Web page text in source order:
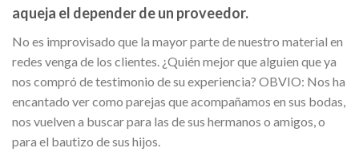
aqueja el depender de un proveedor.
No es improvisado que la mayor parte de nuestro material en
redes venga de los clientes. ¿Quién mejor que alguien que ya
nos compró de testimonio de su experiencia? OBVIO: Nos ha
encantado ver como parejas que acompañamos en sus bodas,
nos vuelven a buscar para las de sus hermanos o amigos, o
para el bautizo de sus hijos.